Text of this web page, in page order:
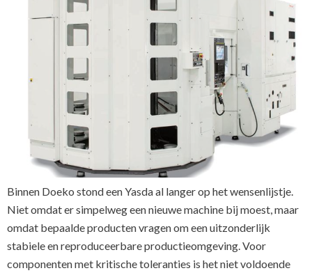
Binnen Doeko stond een Yasda al langer op het wensenlijstje.
Niet omdat er simpelweg een nieuwe machine bij moest, maar
omdat bepaalde producten vragen om een uitzonderlijk
stabiele en reproduceerbare productieomgeving. Voor
componenten met kritische toleranties is het niet voldoende